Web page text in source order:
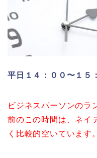
平日１４：００〜１５
ビジネスパーソンのラ
前のこの時間は、ネイ
く比較的空いています。